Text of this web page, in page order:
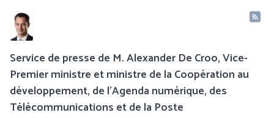
Service de presse de M. Alexander De Croo, Vice-
Premier ministre et ministre de la Coopération au
développement, de l'Agenda numérique, des
Télécommunications et de la Poste